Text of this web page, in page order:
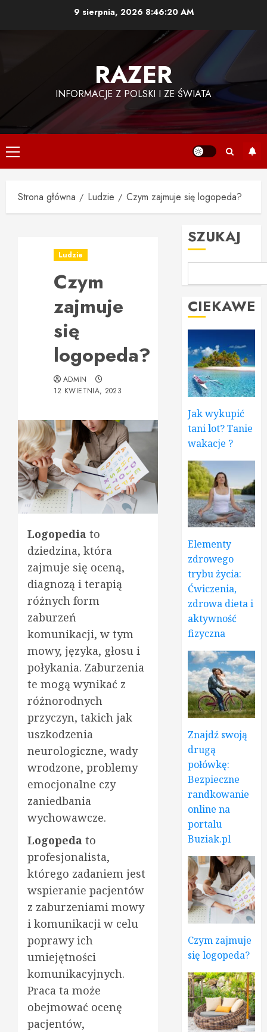
9 sierpnia, 2026 8:46:21 AM
RAZER
INFORMACJE Z POLSKI I ZE ŚWIATA
Menu
główne
Strona główna Ludzie Czym zajmuje się logopeda?
Ludzie
Czym
zajmuje
się
logopeda?
ADMIN
12 KWIETNIA, 2023
Logopedia to
dziedzina, która
zajmuje się oceną,
diagnozą i terapią
różnych form
zaburzeń
komunikacji, w tym
mowy, języka, głosu i
połykania. Zaburzenia
te mogą wynikać z
różnorodnych
przyczyn, takich jak
uszkodzenia
neurologiczne, wady
wrodzone, problemy
emocjonalne czy
zaniedbania
wychowawcze.
Logopeda to
profesjonalista,
którego zadaniem jest
wspieranie pacjentów
z zaburzeniami mowy
i komunikacji w celu
poprawy ich
umiejętności
komunikacyjnych.
Praca ta może
obejmować ocenę
pacjentów,
SZUKAJ
CIEKAWE
Jak wykupić
tani lot? Tanie
wakacje ?
Elementy
zdrowego
trybu życia:
Ćwiczenia,
zdrowa dieta i
aktywność
fizyczna
Znajdź swoją
drugą
połówkę:
Bezpieczne
randkowanie
online na
portalu
Buziak.pl
Czym zajmuje
się logopeda?